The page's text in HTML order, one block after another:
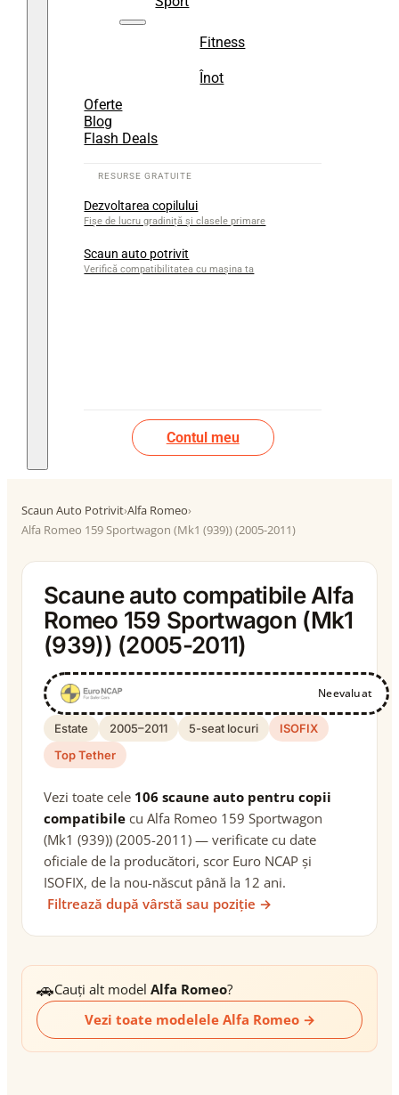
Fitness
Înot
Oferte
Blog
Flash Deals
Dezvoltarea copilului
Fișe de lucru gradiniță și clasele primare
Scaun auto potrivit
Verifică compatibilitatea cu mașina ta
Contul meu
Scaun Auto Potrivit›Alfa Romeo›
Alfa Romeo 159 Sportwagon (Mk1 (939)) (2005-2011)
Scaune auto compatibile Alfa
Romeo 159 Sportwagon (Mk1
(939)) (2005-2011)
Neevaluat
Estate 2005–2011 5-seat locuri
ISOFIX
Top Tether
Vezi toate cele 106 scaune auto pentru copii
compatibile cu Alfa Romeo 159 Sportwagon
(Mk1 (939)) (2005-2011) — verificate cu date
oficiale de la producători, scor Euro NCAP și
ISOFIX, de la nou-născut până la 12 ani.
Filtrează după vârstă sau poziție →
🚗Cauți alt model Alfa Romeo?
Vezi toate modelele Alfa Romeo →